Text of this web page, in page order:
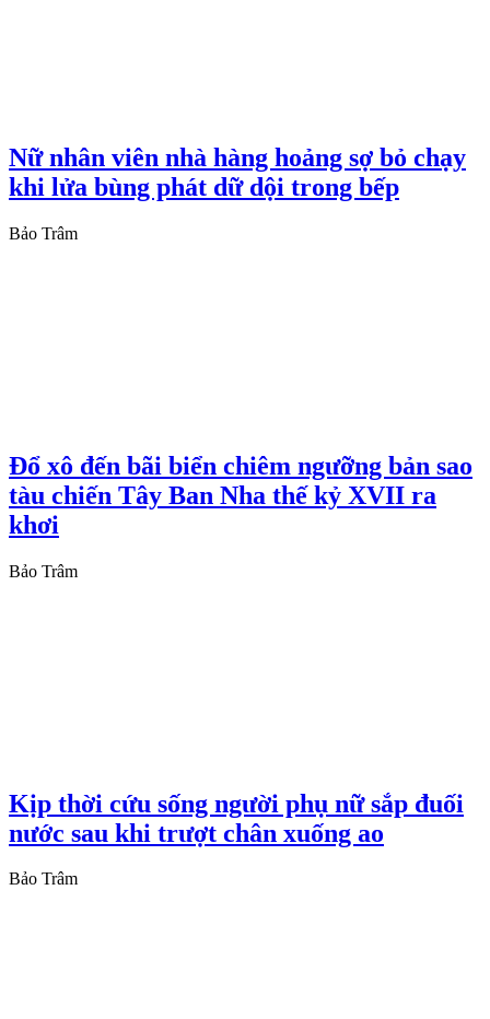
Nữ nhân viên nhà hàng hoảng sợ bỏ chạy
khi lửa bùng phát dữ dội trong bếp
Bảo Trâm
Đổ xô đến bãi biển chiêm ngưỡng bản sao
tàu chiến Tây Ban Nha thế kỷ XVII ra
khơi
Bảo Trâm
Kịp thời cứu sống người phụ nữ sắp đuối
nước sau khi trượt chân xuống ao
Bảo Trâm